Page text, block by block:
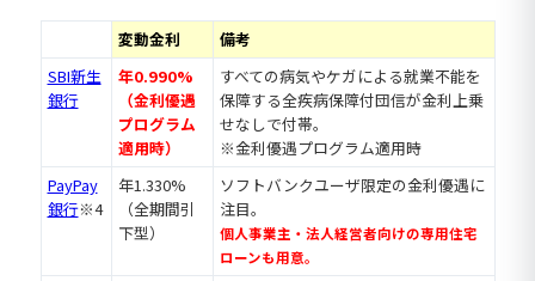
変動金利
備考
SBI新生
銀行
年0.990%
（金利優遇
プログラム
適用時）
すべての病気やケガによる就業不能を
保障する全疾病保障付団信が金利上乗
せなしで付帯。
※金利優遇プログラム適用時
PayPay
銀行※4
年1.330%
（全期間引
下型）
ソフトバンクユーザ限定の金利優遇に
注目。
個人事業主・法人経営者向けの専用住宅
ローンも用意。